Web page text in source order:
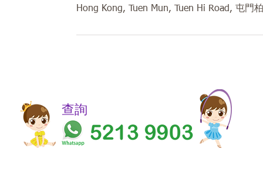
Hong Kong, Tuen Mun, Tuen Hi Road, 屯門
​​查詢